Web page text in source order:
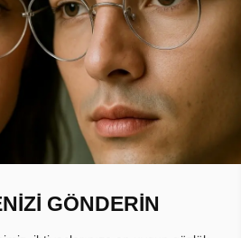
GÖNDERİN